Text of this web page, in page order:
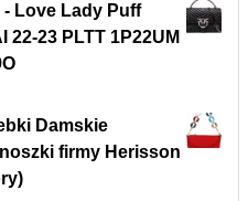
- Love Lady Puff
22-23 PLTT 1P22UM
Damskie
firmy Herisson